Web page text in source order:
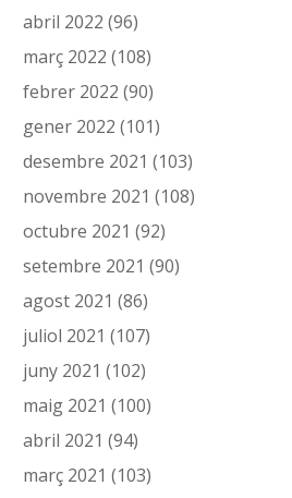
abril 2022 (96)
març 2022 (108)
febrer 2022 (90)
gener 2022 (101)
desembre 2021 (103)
novembre 2021 (108)
octubre 2021 (92)
setembre 2021 (90)
agost 2021 (86)
juliol 2021 (107)
juny 2021 (102)
maig 2021 (100)
abril 2021 (94)
març 2021 (103)